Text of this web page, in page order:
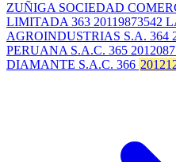
ZUÑIGA SOCIEDAD
LIMITADA 363 20119873542
AGROINDUSTRIAS S.A. 364
PERUANA S.A.C. 365
DIAMANTE S.A.C. 366